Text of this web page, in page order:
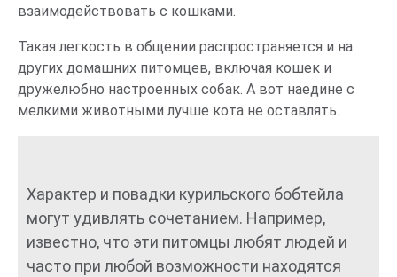
взаимодействовать с кошками.
Такая легкость в общении распространяется и на
других домашних питомцев, включая кошек и
дружелюбно настроенных собак. А вот наедине с
мелкими животными лучше кота не оставлять.
Характер и повадки курильского бобтейла
могут удивлять сочетанием. Например,
известно, что эти питомцы любят людей и
часто при любой возможности находятся